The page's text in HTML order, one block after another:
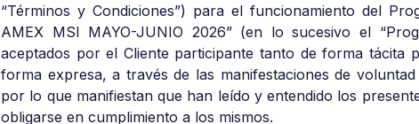
“Términos y Condiciones”) para el funcionamiento del
AMEX MSI MAYO-JUNIO 2026” (en lo sucesivo el
aceptados por el Cliente participante tanto de forma
forma expresa, a través de las manifestaciones de
por lo que manifiestan que han leído y entendido los
obligarse en cumplimiento a los mismos.